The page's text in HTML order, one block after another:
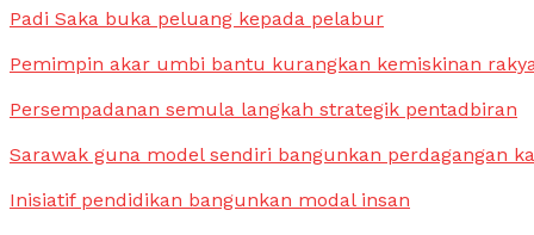
Padi Saka buka peluang kepada pelabur
Pemimpin akar umbi bantu kurangkan kemiskinan
Persempadanan semula langkah strategik pentadbiran
Sarawak guna model sendiri bangunkan perdagangan
Inisiatif pendidikan bangunkan modal insan